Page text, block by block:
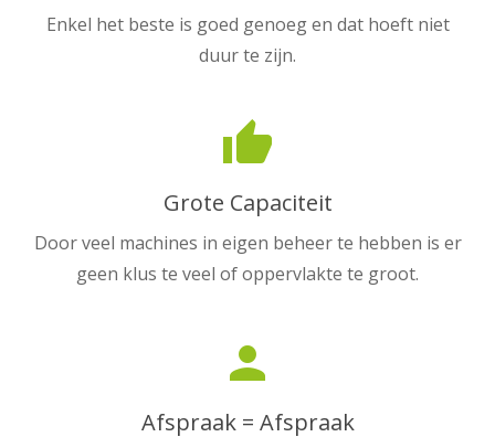
Enkel het beste is goed genoeg en dat hoeft niet
duur te zijn.
thumb_up
Grote Capaciteit
Door veel machines in eigen beheer te hebben is er
geen klus te veel of oppervlakte te groot.
person
Afspraak = Afspraak